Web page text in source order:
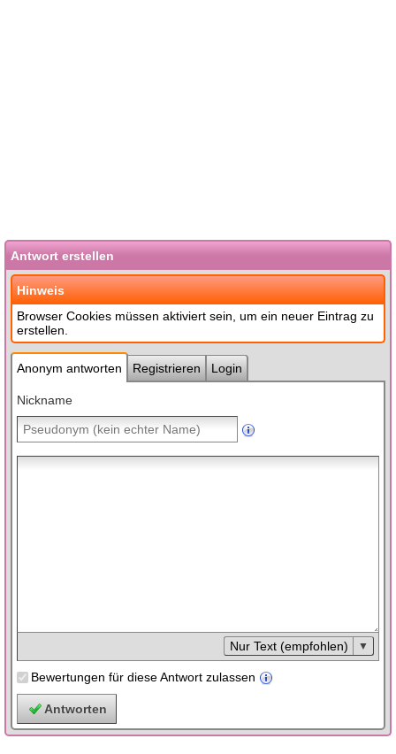
Antwort erstellen
Hinweis
Browser Cookies müssen aktiviert sein, um ein neuer Eintrag zu
erstellen.
Anonym antworten Registrieren Login
Nickname
Nur Text (empfohlen)
Bewertungen für diese Antwort zulassen